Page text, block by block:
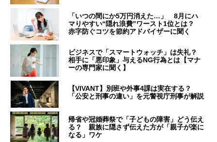
「いつの間にか5万円消えた…」 8月にハ
マりやすい“隠れ浪費”ワースト1位とは？
赤字防ぐコツを節約アドバイザーに聞く
ビジネスで「スマートウォッチ」は失礼？
相手に「悪印象」与えるNG行為とは【マナ
ーの専門家に聞く】
【VIVANT】別班や外事4課は実在する？
「公安と刑事の違い」を元警視庁刑事が解説
帰省や冠婚葬祭で「子どもの障害」どう伝え
る？ 親族に隠さず伝えた方が「親子が楽に
なる」ワケ